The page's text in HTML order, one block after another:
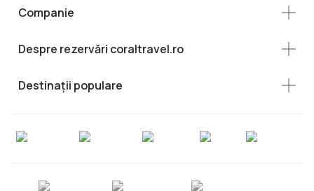
Companie
Despre rezervări coraltravel.ro
Destinații populare